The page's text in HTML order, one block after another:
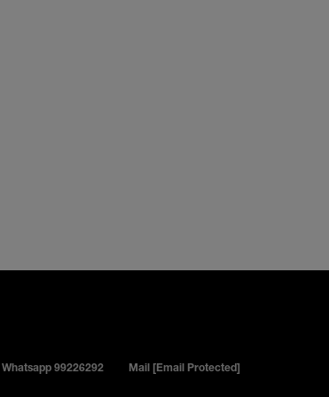
Whatsapp 99226292 Mail [email Protected]